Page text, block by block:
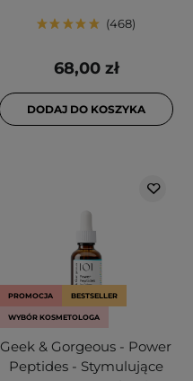
468
68,00 zł
DODAJ DO KOSZYKA
PROMOCJA BESTSELLER
WYBÓR KOSMETOLOGA
Geek & Gorgeous - Power
Peptides - Stymulujące